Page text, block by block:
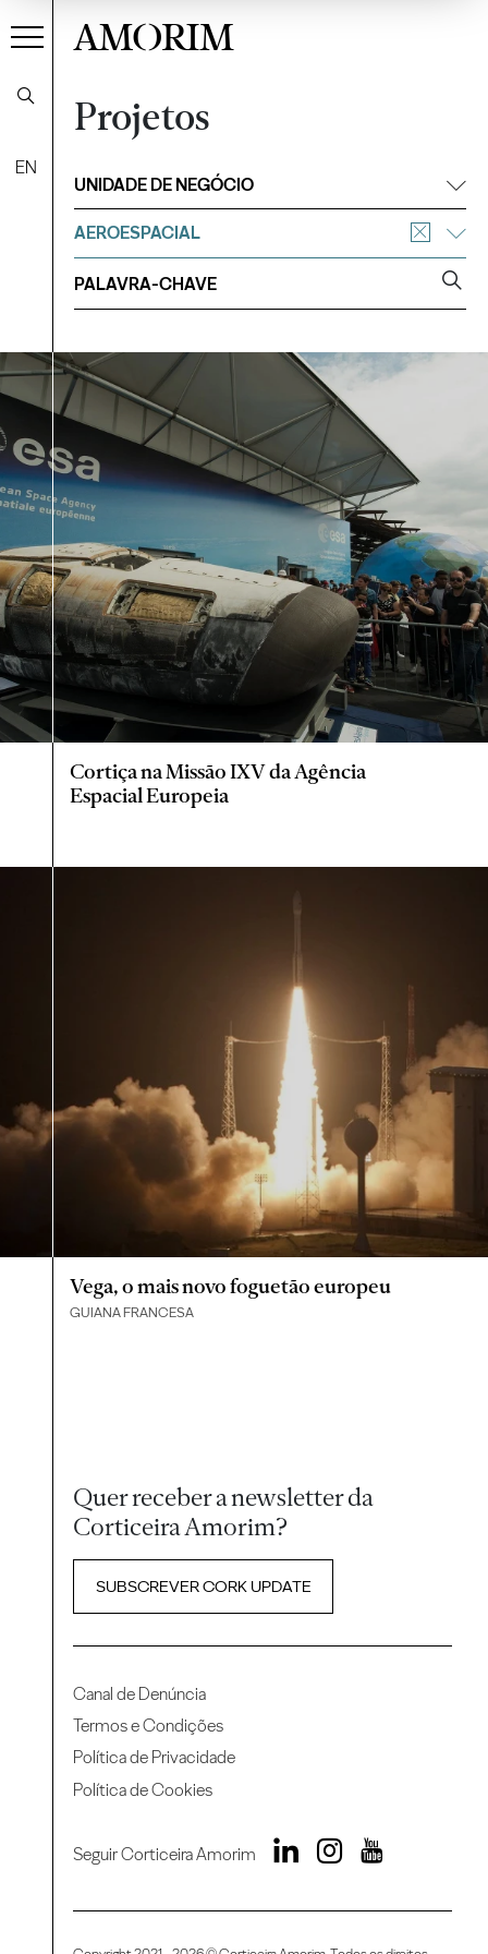
EN
AMORIM
Projetos
Filtrar
UNIDADE DE NEGÓCIO
AEROESPACIAL
Cortiça na Missão IXV da Agência
Espacial Europeia
Vega, o mais novo foguetão europeu
GUIANA FRANCESA
Quer receber a newsletter da
Corticeira Amorim?
SUBSCREVER CORK UPDATE
Canal de Denúncia
Termos e Condições
Política de Privacidade
Política de Cookies
Seguir Corticeira Amorim